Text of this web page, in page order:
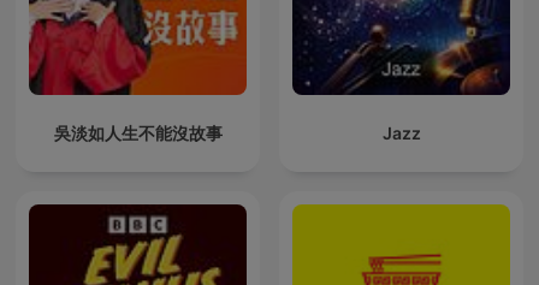
吳淡如人生不能沒故事 Jazz